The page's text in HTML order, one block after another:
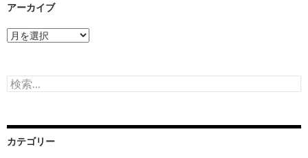
アーカイブ
ア
ー
ブ
検
索:
カテゴリー